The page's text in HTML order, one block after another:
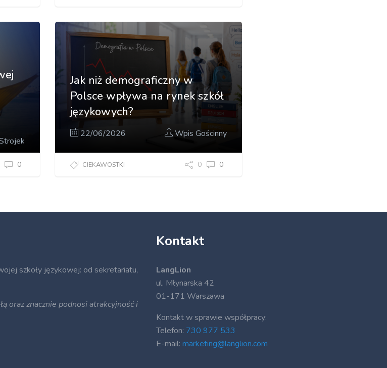
0
Jak niż demograficzny w
Polsce wpływa na rynek szkół
językowych?
22/06/2026 Wpis Gościnny
CIEKAWOSTKI 0 0
szkoły językowej: od sekretariatu,
oraz znacznie podnosi atrakcyjność i
Kontakt
LangLion
ul. Młynarska 42
01-171 Warszawa
Kontakt w sprawie współpracy:
Telefon: 730 977 533
E-mail: marketing@langlion.com